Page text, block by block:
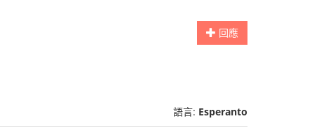
回應
語言: Esperanto